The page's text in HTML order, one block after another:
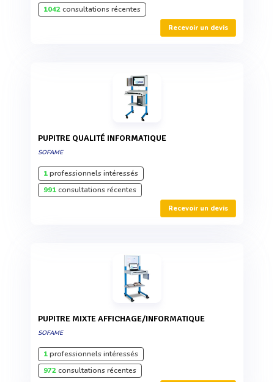
1042consultations récentes
Recevoir un devis
PUPITRE QUALITÉ INFORMATIQUE
SOFAME
1professionnels intéressés
991consultations récentes
Recevoir un devis
PUPITRE MIXTE AFFICHAGE/INFORMATIQUE
SOFAME
1professionnels intéressés
972consultations récentes